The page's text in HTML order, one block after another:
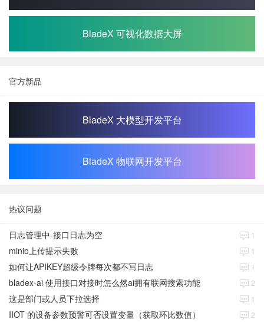
BladeX 可视化数据大屏
官方新品
BladeX 大模型开发平台
BladeX 物联网开发平台
热议问题
日志管理中-接口日志为空 1
minio上传提示失败 1
如何让APIKEY超级令牌每次都不写日志 1
bladex-ai 使用接口对接时怎么然ai拥有联网搜索功能 2
这是部门或人员下拉选择 1
IIOT 的设备参数预警可否设置变量（获取环比数值） 2